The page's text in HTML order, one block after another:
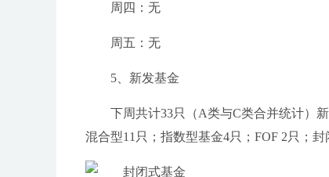
周四：无
周五：无
5、新发基金
下周共计33只（A类与C类合并统计）
混合型11只；指数型基金4只；FOF 2只；封